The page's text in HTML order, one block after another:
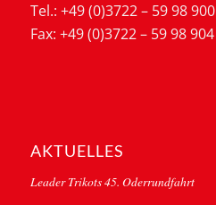
Tel.: +49 (0)3722 – 59 98 900
Fax: +49 (0)3722 – 59 98 904
AKTUELLES
Leader Trikots 45. Oderrundfahrt